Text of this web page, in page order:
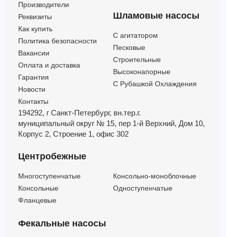
Производители
Реквизиты
Как купить
Политика безопасности
Вакансии
Оплата и доставка
Гарантия
Новости
Контакты
Шламовые насосы
C агитатором
Песковые
Строительные
Высоконапорные
С Рубашкой Охлаждения
194292, г Санкт-Петербург, вн.тер.г.
муниципальный округ № 15, пер 1-й Верхний, Дом 10,
Корпус 2, Строение 1, офис 302
Центробежные
Многоступенчатые
Консольно-моноблочные
Консольные
Одноступенчатые
Фланцевые
Фекальные насосы